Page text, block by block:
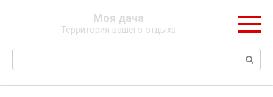
Моя дача
Территория вашего отдыха
Поиск: